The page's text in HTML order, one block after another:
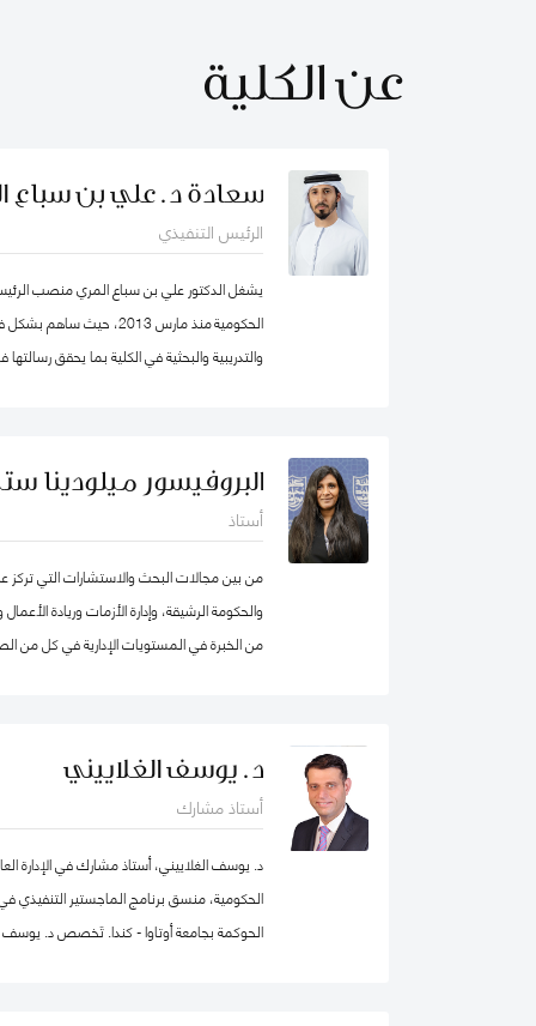
عن الكلية
سعادة د. علي بن سباع
الرئيس التنفيذي
يشغل الدكتور علي بن سباع المري منصب
الحكومية منذ مارس 2013،
والتدريبية والبحثية في الكلية بما يحقق
البروفيسور ميلودينا
أستاذ
من بين مجالات البحث والاستشارات التي تركز
من الخبرة في المستويات الإدارية في كل من
الجامعات الخاصة في الإمارات العربية
برنامج الماجستير في إدارة الأعمال. شاركت
عاشت في الولايات المتحدة الأمريكية والهند
العديد من المجالس الاستشارية، وهي جزء من
الاصطناعي في IEEE SA
د. يوسف الغلاييني
أستاذ مشارك
د. يوسف الغلاييني، أستاذ مشارك في الإدارة
الحكومية، منسق برنامج الماجستير التنفيذي في
الحوكمة بجامعة أوتاوا - كندا. تَخصص د. يوسف